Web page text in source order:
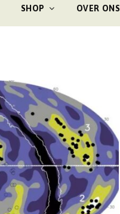
SHOP OVER ONS